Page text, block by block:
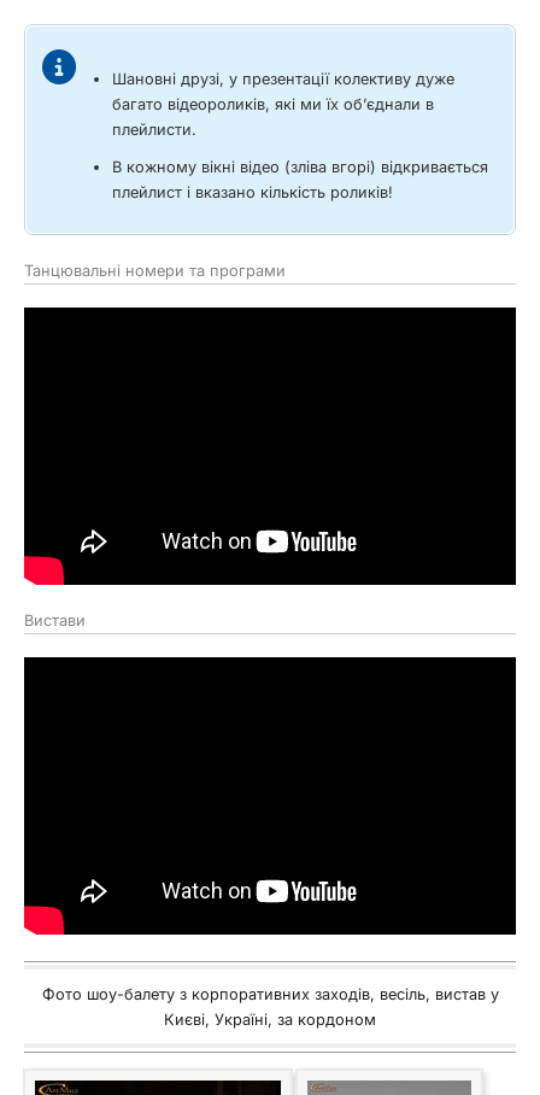
Шановні друзі, у презентації колективу дуже
багато відеороликів, які ми їх об’єднали в
плейлисти.
В кожному вікні відео (зліва вгорі) відкривається
плейлист і вказано кількість роликів!
Танцювальні номери та програми
Вистави
Фото шоу-балету з корпоративних заходів, весіль, вистав у
Києві, Україні, за кордоном